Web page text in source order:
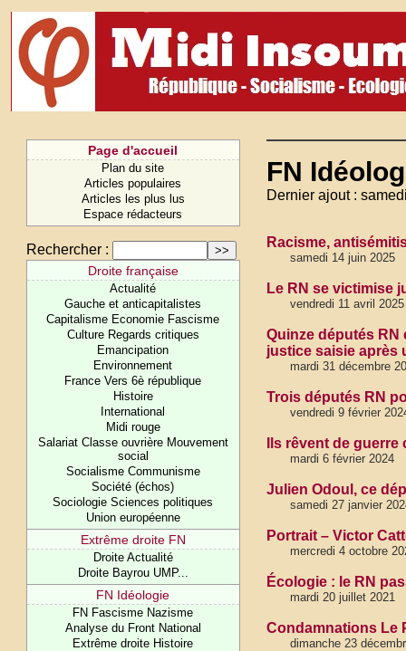
Page d'accueil
Plan du site
Articles populaires
Articles les plus lus
Espace rédacteurs
Rechercher :
Droite française
Actualité
Gauche et anticapitalistes
Capitalisme Economie Fascisme
Culture Regards critiques
Emancipation
Environnement
France Vers 6è république
Histoire
International
Midi rouge
Salariat Classe ouvrière Mouvement
social
Socialisme Communisme
Société (échos)
Sociologie Sciences politiques
Union européenne
Extrême droite FN
Droite Actualité
Droite Bayrou UMP...
FN Idéologie
FN Fascisme Nazisme
Analyse du Front National
Extrême droite Histoire
FN
Dernier ajout :
Racisme,
samedi 14 juin 2025
Le RN se victimise
vendredi 11 avril 2025
Quinze députés
justice saisie après
mardi 31 décembre
Trois députés RN
vendredi 9 février
Ils rêvent de
mardi 6 février 2024
Julien Odoul, ce
samedi 27 janvier
Portrait – Victor
mercredi 4 octobre
Écologie : le RN
mardi 20 juillet 2021
Condamnations Le
dimanche 23